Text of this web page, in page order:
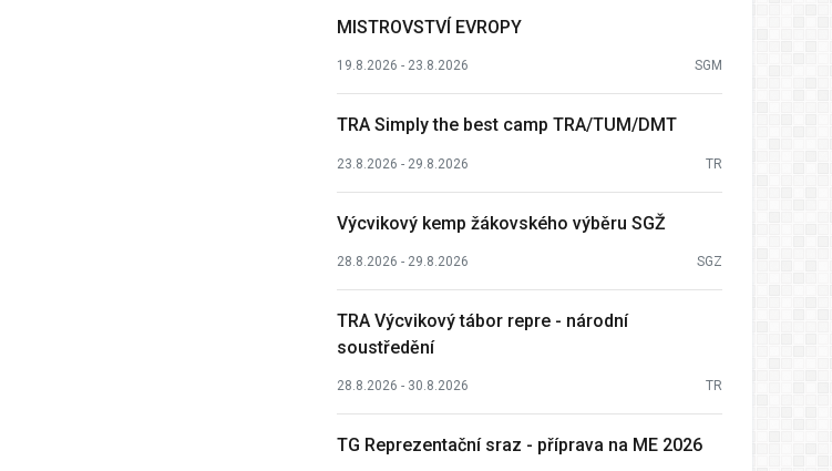
MISTROVSTVÍ EVROPY
19.8.2026 - 23.8.2026 SGM
TRA Simply the best camp TRA/TUM/DMT
23.8.2026 - 29.8.2026 TR
Výcvikový kemp žákovského výběru SGŽ
28.8.2026 - 29.8.2026 SGZ
TRA Výcvikový tábor repre - národní
soustředění
28.8.2026 - 30.8.2026 TR
TG Reprezentační sraz - příprava na ME 2026